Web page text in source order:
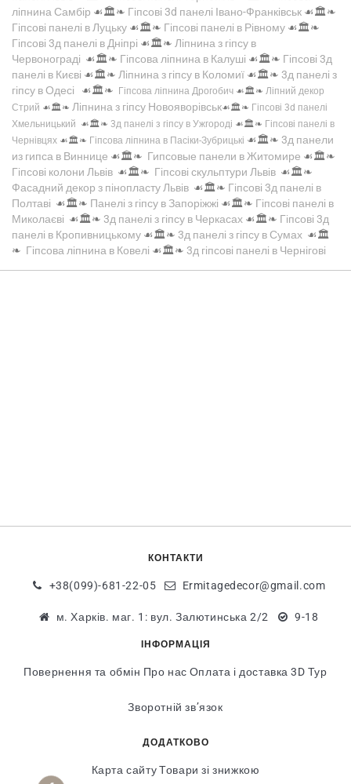
ліпнина Самбір ☙🏛️❧ Гіпсові 3d панелі Івано-Франківськ ☙🏛️❧
Гіпсові панелі в Луцьку ☙🏛️❧ Гіпсові панелі в Рівному ☙🏛️❧
Гіпсові 3д панелі в Дніпрі ☙🏛️❧ Ліпнина з гіпсу в
Червонограді ☙🏛️❧ Гіпсова ліпнина в Калуші ☙🏛️❧ Гіпсові 3д
панелі в Києві ☙🏛️❧ Ліпнина з гіпсу в Коломиї ☙🏛️❧ 3д панелі з
гіпсу в Одесі ☙🏛️❧ Гіпсова ліпнина Дрогобич ☙🏛️❧ Ліпний декор
Стрий ☙🏛️❧ Ліпнина з гіпсу Новояворівськ☙🏛️❧ Гіпсові 3d панелі
Хмельницький ☙🏛️❧ 3д панелі з гіпсу в Ужгороді ☙🏛️❧ Гіпсові панелі в
Чернівцях ☙🏛️❧ Гіпсова ліпнина в Пасіки-Зубрицькі ☙🏛️❧ 3д панели
из гипса в Виннице ☙🏛️❧ Гипсовые панели в Житомире ☙🏛️❧
Гіпсові колони Львів ☙🏛️❧ Гіпсові скульптури Львів ☙🏛️❧
Фасадний декор з пінопласту Львів ☙🏛️❧ Гіпсові 3д панелі в
Полтаві ☙🏛️❧ Панелі з гіпсу в Запоріжжі ☙🏛️❧ Гіпсові панелі в
Миколаєві ☙🏛️❧ 3д панелі з гіпсу в Черкасах ☙🏛️❧ Гіпсові 3д
панелі в Кропивницькому ☙🏛️❧ 3д панелі з гіпсу в Сумах ☙🏛️
❧ Гіпсова ліпнина в Ковелі ☙🏛️❧ 3д гіпсові панелі в Чернігові
КОНТАКТИ
+38(099)-681-22-05 Ermitagedecor@gmail.com
м. Харків. маг. 1: вул. Залютинська 2/2 9-18
ІНФОРМАЦІЯ
Повернення та обмін Про нас Оплата і доставка 3D Тур
Зворотній зв’язок
ДОДАТКОВО
Карта сайту Товари зі знижкою